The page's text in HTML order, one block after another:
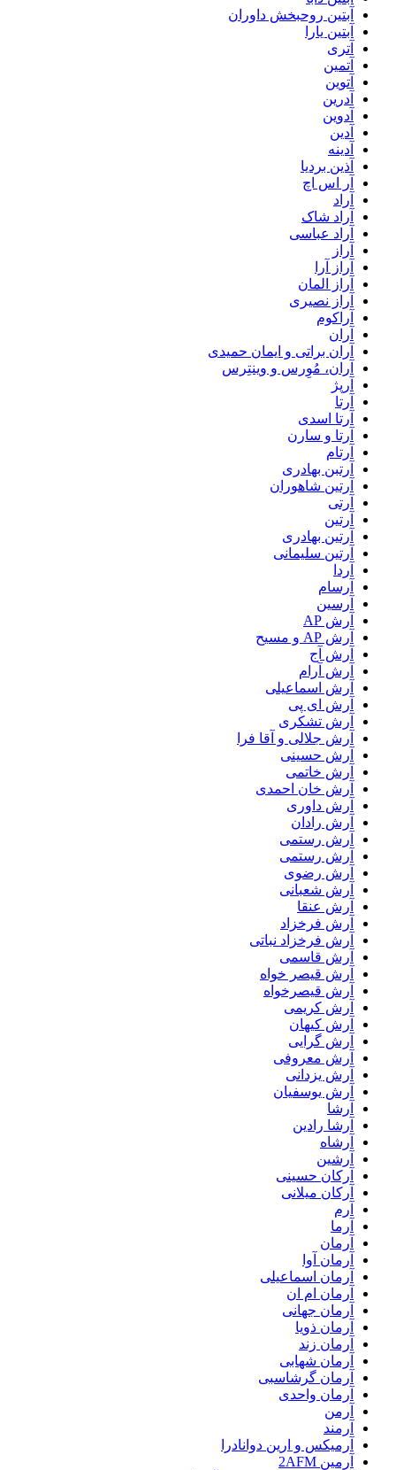
آبتین روحبخش داوران
آبتین یارا
آتری
آتمین
آتوین
آدرین
آدوین
آدین
آدینه
آذین بردیا
آر اس اچ
آراد
آراد شاک
آراد عباسی
آراز
آراز آرا
آراز المان
آراز نصیری
آراکوم
آران
آران براتی و ایمان حمیدی
آران، مُوِرس و وینتِرس
آرپژ
آرتا
آرتا اسدی
آرتا و سارن
آرتام
آرتبن بهادری
آرتين شاهوران
آرتی
آرتین
آرتین بهادری
آرتین سلیمانی
آردا
آرسام
آرسین
آرش AP
آرش AP و مسیح
آرش آج
آرش آرام
آرش اسماعیلی
آرش ای پی
آرش تشکری
آرش جلالی و آقا فرا
آرش حسینی
آرش خاتمی
آرش خان احمدی
آرش داوری
آرش رادان
آرش رستمى
آرش رستمی
آرش رضوی
آرش شعبانی
آرش عنقا
آرش فرخزاد
آرش فرخزاد نباتی
آرش قاسمی
آرش قیصر خواه
آرش قیصرخواه
آرش کریمی
آرش کیهان
آرش گرایی
آرش معروفی
آرش یزدانی
آرش یوسفیان
آرشا
آرشا رادین
آرشاه
آرشین
آرکان حسینی
آرکان میلانی
آرم
آرما
آرمان
آرمان آوا
آرمان اسماعیلی
آرمان ام ان
آرمان جهانی
آرمان ذویا
آرمان زند
آرمان شهابی
آرمان گرشاسبی
آرمان واحدی
آرمن
آرمند
آرمیکس و ارین دوانادرا
آرمین 2AFM